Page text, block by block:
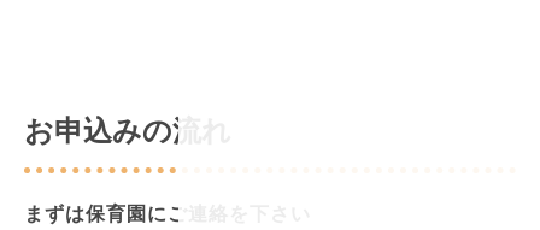
お申込みの流れ
まずは保育園にご連絡を下さい